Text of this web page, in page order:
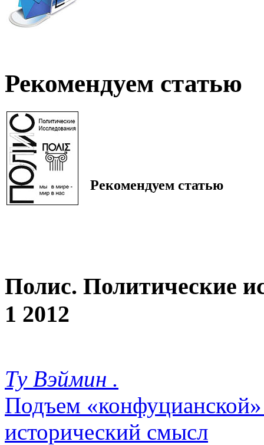
Рекомендуем статью
Рекомендуем статью
Полис. Политические
1 2012
Ту Вэймин .
Подъем
исторический смысл